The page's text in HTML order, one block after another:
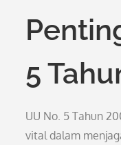
5
UU No. 5 Tahun
vital dalam